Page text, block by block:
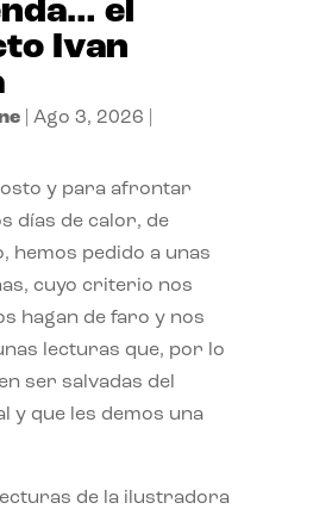
el
Ivan
| Ago 3, 2026
y para afrontar
días de calor, de
hemos pedido a unas
cuyo criterio nos
hagan de faro y nos
lecturas que, por lo
ser salvadas del
y que les demos una
de la ilustradora